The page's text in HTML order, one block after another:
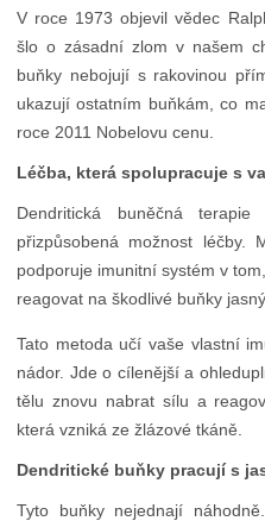
V roce 1973 objevil vědec
šlo o zásadní zlom v našem
buňky nebojují s rakovinou
ukazují ostatním buňkám, co
roce 2011 Nobelovu cenu.
Léčba, která spolupracuje s
Dendritická buněčná
přizpůsobená možnost léčby.
podporuje imunitní systém v
reagovat na škodlivé buňky
Tato metoda učí vaše vlastní
nádor. Jde o cílenější a
tělu znovu nabrat sílu a
která vzniká ze žlázové tkáně.
Dendritické buňky pracují s
Tyto buňky nejednají